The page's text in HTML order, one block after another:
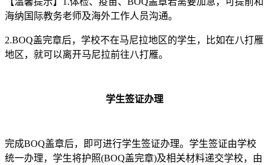
海纳国际教务老师及海外工作人员沟通。
2.BOQ盖完章后，学校不在马尼拉地区的学生，比如在八打雁
地区，就可以离开马尼拉前往八打雁。
学生签证办理
完成BOQ盖章后，即可进行学生签证办理。学生签证由学校
统一办理，学生将护照(BOQ盖完章)及相关材料递交学校，由